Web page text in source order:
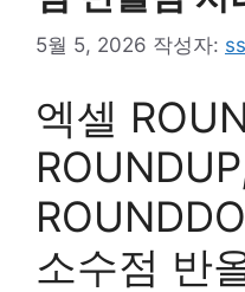
5월 5, 2026 작성자:
엑셀
소수점 반